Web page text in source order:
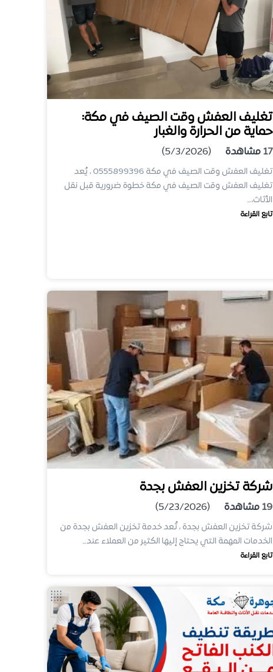
تغليف العفش وقت الصيف في مكة:
حماية من الحرارة والغبار
17 مشاهدة (5/3/2026)
تغليف العفش وقت الصيف في مكة 0555899396 ، يُعد
تغليف العفش وقت الصيف في مكة خطوة ضرورية قبل نقل
الأثاث،…
تابع القراءة
شركة تخزين العفش بجدة
19 مشاهدة (5/23/2026)
شركة تخزين العفش بجدة ، تُعد خدمة تخزين العفش بجدة من
الخدمات المهمة التي يحتاج إليها الكثير من العملاء عند…
تابع القراءة